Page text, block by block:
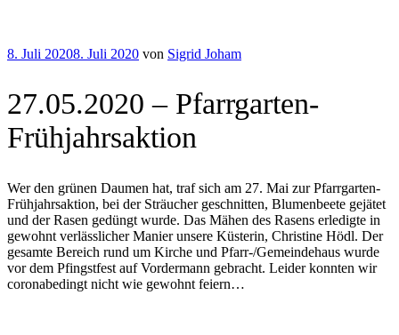
Veröffentlicht
8. Juli 20208. Juli 2020 von Sigrid Joham
27.05.2020 – Pfarrgarten-
Frühjahrsaktion
Wer den grünen Daumen hat, traf sich am 27. Mai zur Pfarrgarten-
Frühjahrsaktion, bei der Sträucher geschnitten, Blumenbeete gejätet
und der Rasen gedüngt wurde. Das Mähen des Rasens erledigte in
gewohnt verlässlicher Manier unsere Küsterin, Christine Hödl. Der
gesamte Bereich rund um Kirche und Pfarr-/Gemeindehaus wurde
vor dem Pfingstfest auf Vordermann gebracht. Leider konnten wir
coronabedingt nicht wie gewohnt feiern…